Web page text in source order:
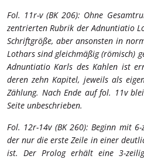
Fol. 11r-v (BK 206): Ohne
zentrierten Rubrik der Adnuntiatio
Schriftgröße, aber ansonsten in
Lothars sind gleichmäßig (römisch)
Adnuntiatio Karls des Kahlen ist
deren zehn Kapitel, jeweils als
Zählung. Nach Ende auf fol. 11v
Seite unbeschrieben.
Fol. 12r-14v (BK 260): Beginn mit
der nur die erste Zeile in einer
ist. Der Prolog erhält eine 3-